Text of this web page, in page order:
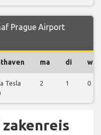
Prague Airport
ma di wo
Tesla
2 1 0